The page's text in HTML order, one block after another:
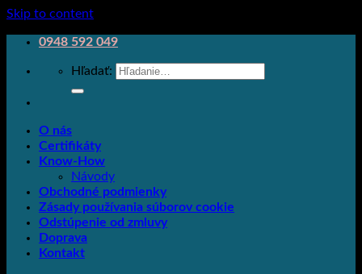
Skip to content
0948 592 049
Hľadať:
O nás
Certifikáty
Know-How
Návody
Obchodné podmienky
Zásady používania súborov cookie
Odstúpenie od zmluvy
Doprava
Kontakt